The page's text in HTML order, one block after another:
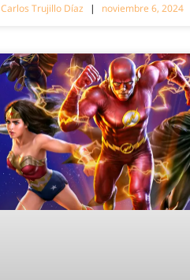
Carlos Trujillo Díaz noviembre 6, 2024